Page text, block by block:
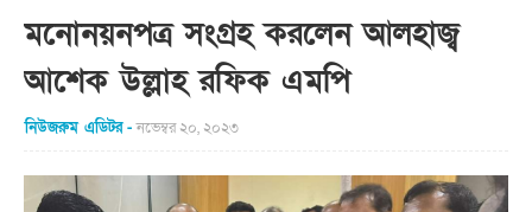
মনোনয়নপত্র সংগ্রহ করলেন আলহাজ্ব
আশেক উল্লাহ রফিক এমপি
নিউজরুম এডিটর নভেম্বর ২০, ২০২৩